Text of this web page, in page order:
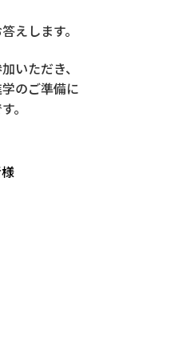
えします。
いただき、
のご準備に
。